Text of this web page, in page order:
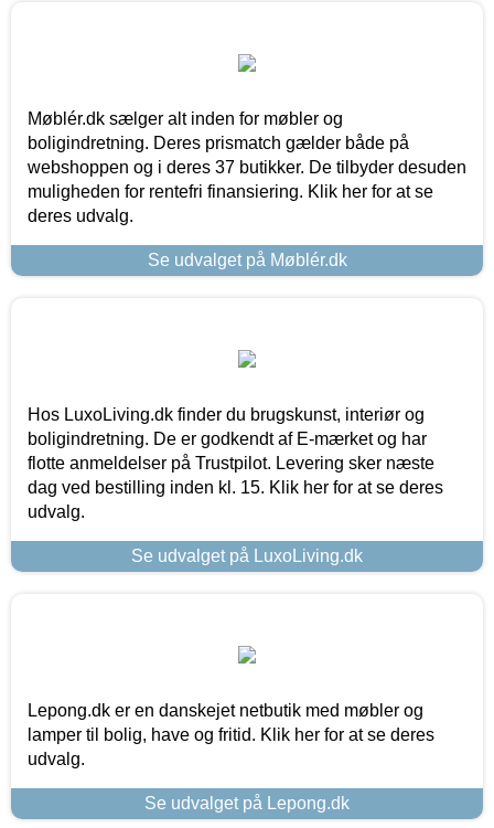
Møblér.dk sælger alt inden for møbler og
boligindretning. Deres prismatch gælder både på
webshoppen og i deres 37 butikker. De tilbyder desuden
muligheden for rentefri finansiering. Klik her for at se
deres udvalg.
Se udvalget på Møblér.dk
Hos LuxoLiving.dk finder du brugskunst, interiør og
boligindretning. De er godkendt af E-mærket og har
flotte anmeldelser på Trustpilot. Levering sker næste
dag ved bestilling inden kl. 15. Klik her for at se deres
udvalg.
Se udvalget på LuxoLiving.dk
Lepong.dk er en danskejet netbutik med møbler og
lamper til bolig, have og fritid. Klik her for at se deres
udvalg.
Se udvalget på Lepong.dk